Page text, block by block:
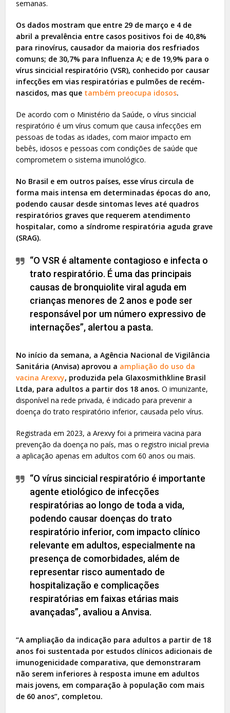
semanas.
Os dados mostram que entre 29 de março e 4 de
abril a prevalência entre casos positivos foi de 40,8%
para rinovírus, causador da maioria dos resfriados
comuns; de 30,7% para Influenza A; e de 19,9% para o
vírus sincicial respiratório (VSR), conhecido por causar
infecções em vias respiratórias e pulmões de recém-
nascidos, mas que também preocupa idosos.
De acordo com o Ministério da Saúde, o vírus sincicial
respiratório é um vírus comum que causa infecções em
pessoas de todas as idades, com maior impacto em
bebês, idosos e pessoas com condições de saúde que
comprometem o sistema imunológico.
No Brasil e em outros países, esse vírus circula de
forma mais intensa em determinadas épocas do ano,
podendo causar desde sintomas leves até quadros
respiratórios graves que requerem atendimento
hospitalar, como a síndrome respiratória aguda grave
(SRAG).
“O VSR é altamente contagioso e infecta o
trato respiratório. É uma das principais
causas de bronquiolite viral aguda em
crianças menores de 2 anos e pode ser
responsável por um número expressivo de
internações”, alertou a pasta.
No início da semana, a Agência Nacional de Vigilância
Sanitária (Anvisa) aprovou a ampliação do uso da
vacina Arexvy, produzida pela Glaxosmithkline Brasil
Ltda, para adultos a partir dos 18 anos. O imunizante,
disponível na rede privada, é indicado para prevenir a
doença do trato respiratório inferior, causada pelo vírus.
Registrada em 2023, a Arexvy foi a primeira vacina para
prevenção da doença no país, mas o registro inicial previa
a aplicação apenas em adultos com 60 anos ou mais.
“O vírus sincicial respiratório é importante
agente etiológico de infecções
respiratórias ao longo de toda a vida,
podendo causar doenças do trato
respiratório inferior, com impacto clínico
relevante em adultos, especialmente na
presença de comorbidades, além de
representar risco aumentado de
hospitalização e complicações
respiratórias em faixas etárias mais
avançadas”, avaliou a Anvisa.
“A ampliação da indicação para adultos a partir de 18
anos foi sustentada por estudos clínicos adicionais de
imunogenicidade comparativa, que demonstraram
não serem inferiores à resposta imune em adultos
mais jovens, em comparação à população com mais
de 60 anos”, completou.